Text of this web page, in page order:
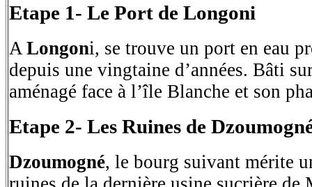
Etape 1- Le Port de Longoni
A Longoni, se trouve un port en eau
depuis une vingtaine d’années. Bâti
aménagé face à l’île Blanche et son
Etape 2- Les Ruines de
Dzoumogné, le bourg suivant mérite